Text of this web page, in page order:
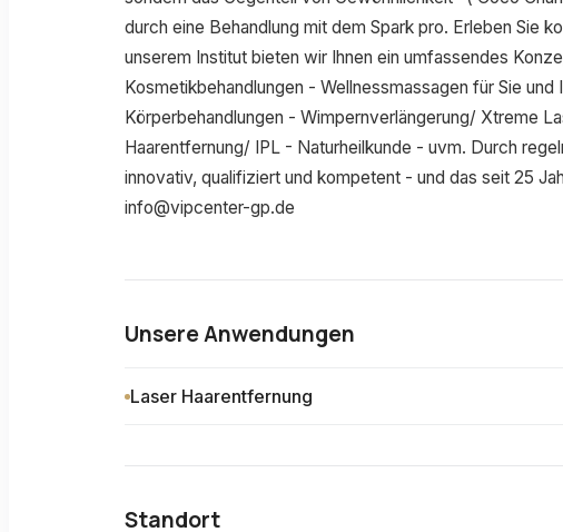
durch eine Behandlung mit dem Spark pro. Erleben Sie
unserem Institut bieten wir Ihnen ein umfassendes
Kosmetikbehandlungen - Wellnessmassagen für Sie und
Körperbehandlungen - Wimpernverlängerung/ Xtreme
Haarentfernung/ IPL - Naturheilkunde - uvm. Durch
innovativ, qualifiziert und kompetent - und das seit 25
info@vipcenter-gp.de
Unsere Anwendungen
Laser Haarentfernung
Standort